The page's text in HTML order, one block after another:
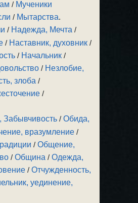
/ Мученики
/ Мытарства.
/ Надежда, Мечта /
/ Наставник, духовник /
/ Начальник /
/ Незлобие,
злоба /
/
/Обида,
вразумление /
/Общение,
/Община /Одежда,
/Отчужденность,
уединение,